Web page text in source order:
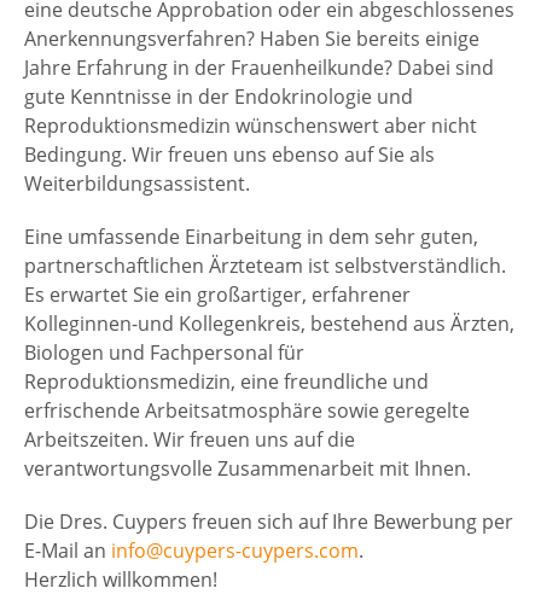
eine deutsche Approbation oder ein abgeschlossenes
Anerkennungsverfahren? Haben Sie bereits einige
Jahre Erfahrung in der Frauenheilkunde? Dabei sind
gute Kenntnisse in der Endokrinologie und
Reproduktionsmedizin wünschenswert aber nicht
Bedingung. Wir freuen uns ebenso auf Sie als
Weiterbildungsassistent.
Eine umfassende Einarbeitung in dem sehr guten,
partnerschaftlichen Ärzteteam ist selbstverständlich.
Es erwartet Sie ein großartiger, erfahrener
Kolleginnen-und Kollegenkreis, bestehend aus Ärzten,
Biologen und Fachpersonal für
Reproduktionsmedizin, eine freundliche und
erfrischende Arbeitsatmosphäre sowie geregelte
Arbeitszeiten. Wir freuen uns auf die
verantwortungsvolle Zusammenarbeit mit Ihnen.
Die Dres. Cuypers freuen sich auf Ihre Bewerbung per
E-Mail an info@cuypers-cuypers.com.
Herzlich willkommen!